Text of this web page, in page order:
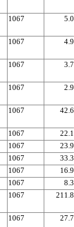
1067 5.0
1067 4.9
1067 3.7
1067 2.9
1067 42.6
1067 22.1
1067 23.9
1067 33.3
1067 16.9
1067 8.3
1067 211.8
1067 27.7